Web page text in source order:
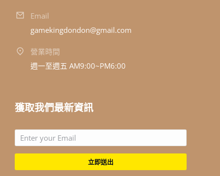
Email
gamekingdondon@gmail.com
營業時間
週一至週五 AM9:00~PM6:00
獲取我們最新資訊
立即送出